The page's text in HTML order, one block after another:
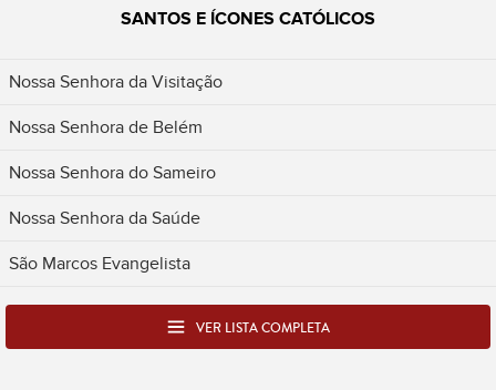
SANTOS E ÍCONES CATÓLICOS
Nossa Senhora da Visitação
Nossa Senhora de Belém
Nossa Senhora do Sameiro
Nossa Senhora da Saúde
São Marcos Evangelista
VER LISTA COMPLETA